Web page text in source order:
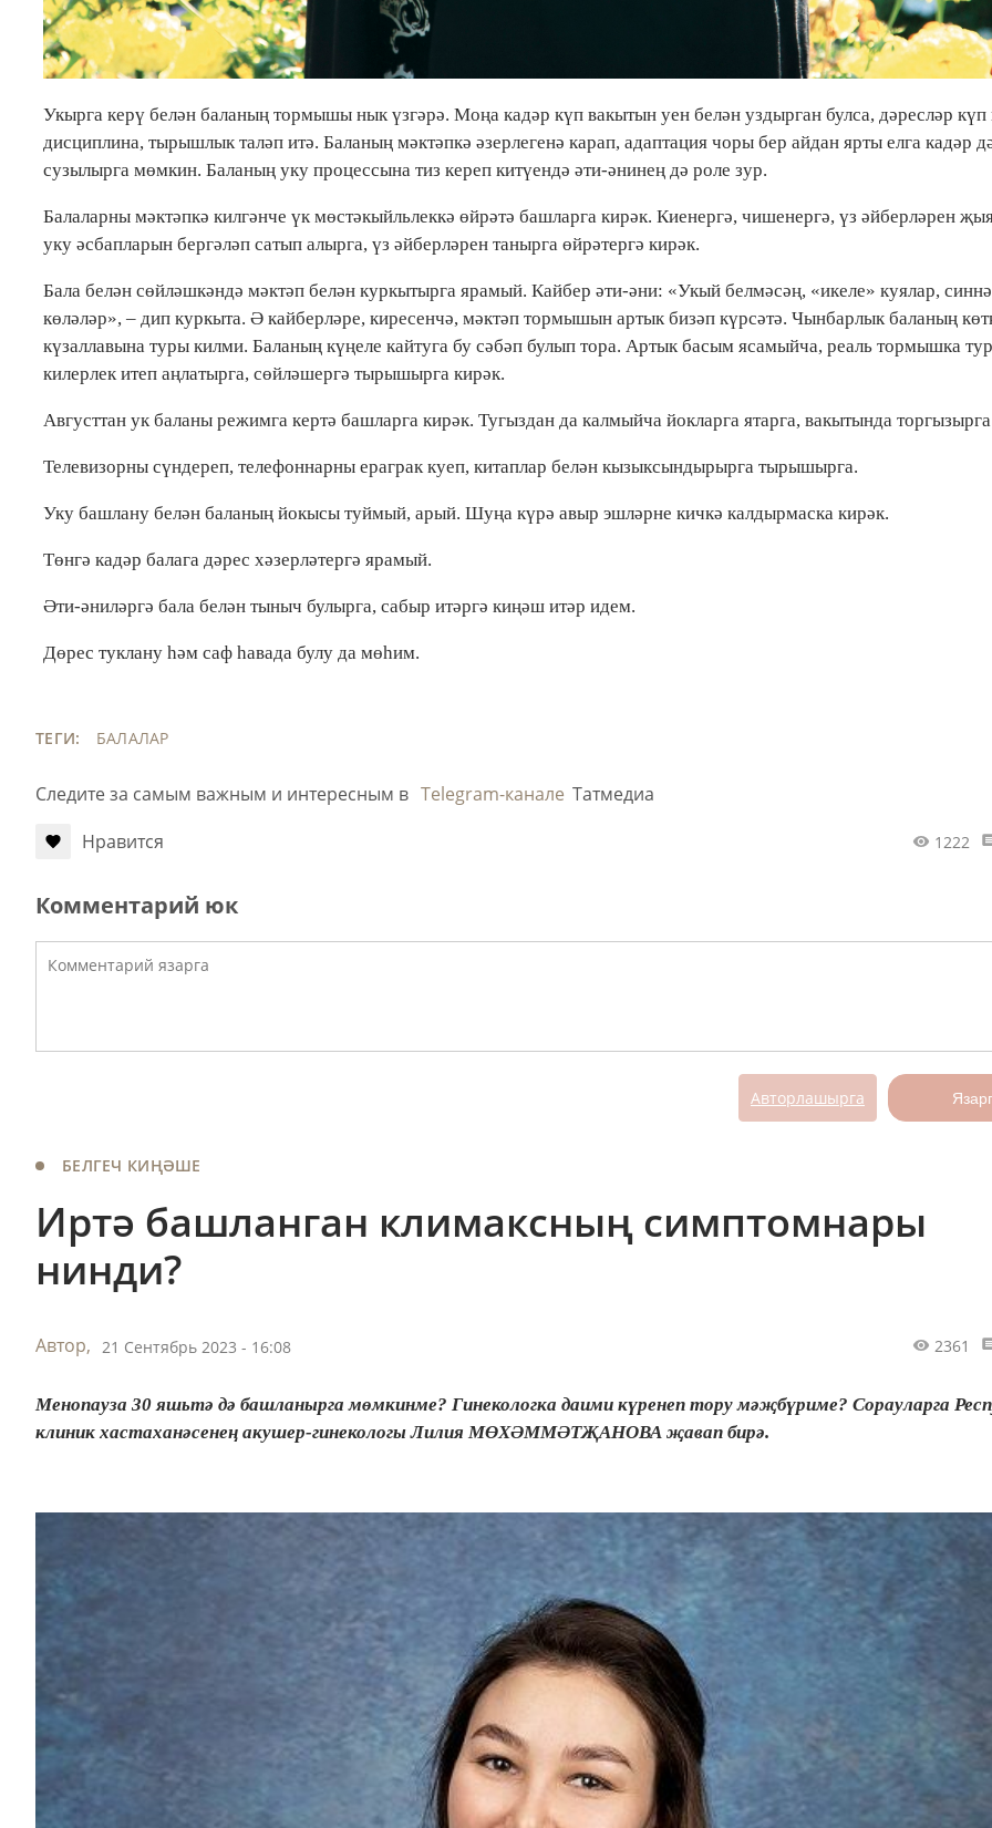
Укырга керү белән баланың тормышы нык үзгәрә. Моңа кадәр күп вакытын уен белән уздырган булса, дәресләр күп
дисциплина, тырышлык таләп итә. Баланың мәктәпкә әзерлегенә карап, адаптация чоры бер айдан ярты елга кадәр
сузылырга мөмкин. Баланың уку процессына тиз кереп китүендә әти-әнинең дә роле зур.
Балаларны мәктәпкә килгәнче үк мөстәкыйльлеккә өйрәтә башларга кирәк. Киенергә, чишенергә, үз әйберләрен
уку әсбапларын бергәләп сатып алырга, үз әйберләрен танырга өйрәтергә кирәк.
Бала белән сөйләшкәндә мәктәп белән куркытырга ярамый. Кайбер әти-әни: «Укый белмәсәң, «икеле» куялар,
көләләр», – дип куркыта. Ә кайберләре, киресенчә, мәктәп тормышын артык бизәп күрсәтә. Чынбарлык баланың
күзаллавына туры килми. Баланың күңеле кайтуга бу сәбәп булып тора. Артык басым ясамыйча, реаль тормышка
килерлек итеп аңлатырга, сөйләшергә тырышырга кирәк.
Августтан ук баланы режимга кертә башларга кирәк. Тугыздан да калмыйча йокларга ятарга, вакытында
Телевизорны сүндереп, телефоннарны ераграк куеп, китаплар белән кызыксындырырга тырышырга.
Уку башлану белән баланың йокысы туймый, арый. Шуңа күрә авыр эшләрне кичкә калдырмаска кирәк.
Төнгә кадәр балага дәрес хәзерләтергә ярамый.
Әти-әниләргә бала белән тыныч булырга, сабыр итәргә киңәш итәр идем.
Дөрес туклану һәм саф һавада булу да мөһим.
ТЕГИ: БАЛАЛАР
Следите за самым важным и интересным в Telegram-канале Татмедиа
Нравится
1222
Комментарий юк
Авторлашырга
БЕЛГЕЧ КИҢӘШЕ
Иртә башланган климаксның симптомнары
нинди?
Автор, 21 Сентябрь 2023 - 16:08 2361
Менопауза 30 яшьтә дә башланырга мөмкинме? Гинекологка даими күренеп тору мәҗбүриме? Сорауларга
клиник хастаханәсенең акушер-гинекологы Лилия МӨХӘММӘТҖАНОВА җавап бирә.